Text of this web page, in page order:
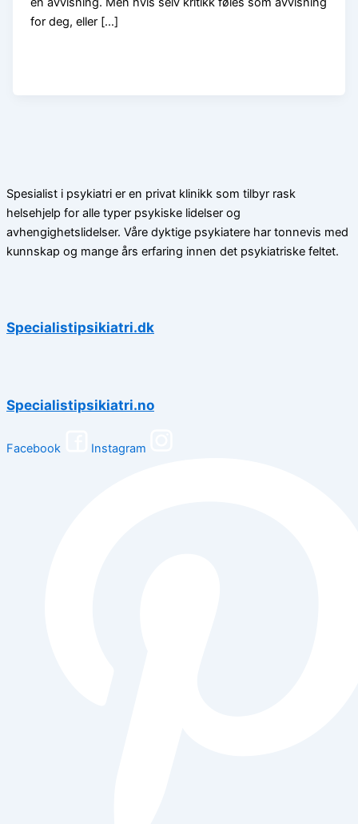
for deg, eller […]
Spesialist i psykiatri er en privat klinikk som tilbyr rask
helsehjelp for alle typer psykiske lidelser og
avhengighetslidelser. Våre dyktige psykiatere har tonnevis med
kunnskap og mange års erfaring innen det psykiatriske feltet.
Specialistipsikiatri.dk
Specialistipsikiatri.no
Facebook Instagram